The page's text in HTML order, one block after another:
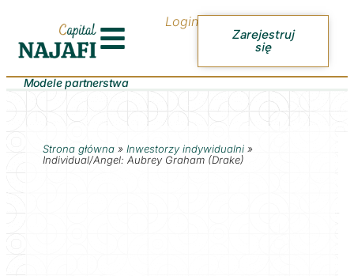
Login
Zarejestruj
się
Modele partnerstwa
Strona główna» Inwestorzy indywidualni»
Individual/Angel: Aubrey Graham (Drake)